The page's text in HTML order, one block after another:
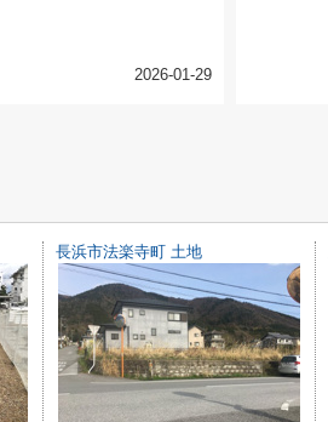
2026-01-29
長浜市法楽寺町 土地